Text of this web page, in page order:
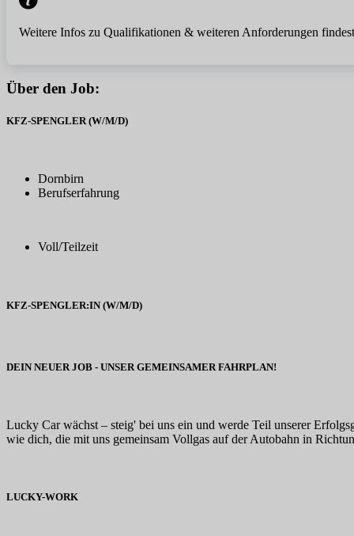
Weitere Infos zu Qualifikationen & weiteren Anforderungen
Über den Job:
KFZ-SPENGLER (W/M/D)
Dornbirn
Berufserfahrung
Voll/Teilzeit
KFZ-SPENGLER:IN (W/M/D)
DEIN NEUER JOB - UNSER GEMEINSAMER FAHRPLAN!
Lucky Car wächst – steig' bei uns ein und werde Teil unserer
wie dich, die mit uns gemeinsam Vollgas auf der Autobahn in
LUCKY-WORK